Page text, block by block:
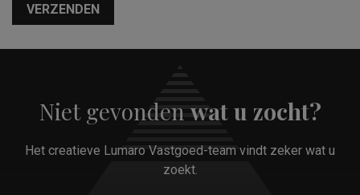
VERZENDEN
Niet gevondenwat u zocht?
Het creatieve Lumaro Vastgoed-team vindt zeker wat u
zoekt.